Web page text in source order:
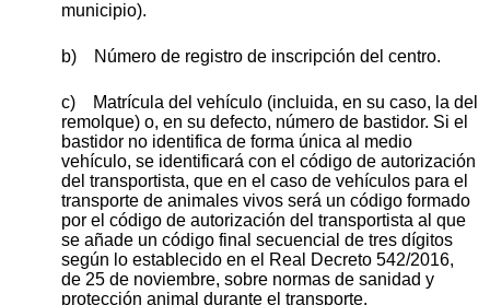
municipio).
b) Número de registro de inscripción del centro.
c) Matrícula del vehículo (incluida, en su caso, la del
remolque) o, en su defecto, número de bastidor. Si el
bastidor no identifica de forma única al medio
vehículo, se identificará con el código de autorización
del transportista, que en el caso de vehículos para el
transporte de animales vivos será un código formado
por el código de autorización del transportista al que
se añade un código final secuencial de tres dígitos
según lo establecido en el Real Decreto 542/2016,
de 25 de noviembre, sobre normas de sanidad y
protección animal durante el transporte.